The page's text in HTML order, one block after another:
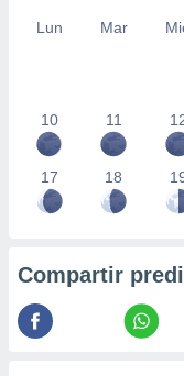
Lun Mar
10 11
17 18
Compartir